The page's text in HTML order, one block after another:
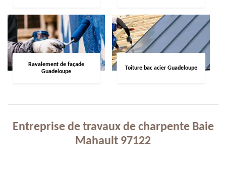
Ravalement de façade
Guadeloupe
Toiture bac acier Guadeloupe
Entreprise de travaux de charpente Baie
Mahault 97122